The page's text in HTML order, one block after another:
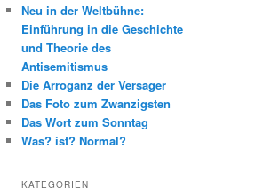
Neu in der Weltbühne:
Einführung in die Geschichte
und Theorie des
Antisemitismus
Die Arroganz der Versager
Das Foto zum Zwanzigsten
Das Wort zum Sonntag
Was? ist? Normal?
KATEGORIEN